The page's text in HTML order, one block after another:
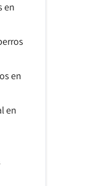
en
en
en